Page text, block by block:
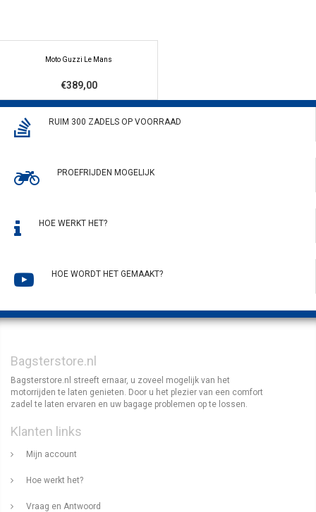
Moto Guzzi Le Mans
€389,00
RUIM 300 ZADELS OP VOORRAAD
PROEFRIJDEN MOGELIJK
HOE WERKT HET?
HOE WORDT HET GEMAAKT?
Bagsterstore.nl
Bagsterstore.nl streeft ernaar, u zoveel mogelijk van het
motorrijden te laten genieten. Door u het plezier van een comfort
zadel te laten ervaren en uw bagage problemen op te lossen.
Klanten links
Mijn account
Hoe werkt het?
Vraag en Antwoord